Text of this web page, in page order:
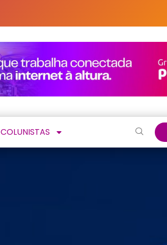
COLUNISTAS